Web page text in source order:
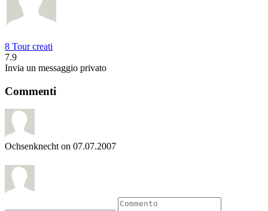
8 Tour creati
7.9
Invia un messaggio privato
Commenti
Ochsenknecht on 07.07.2007